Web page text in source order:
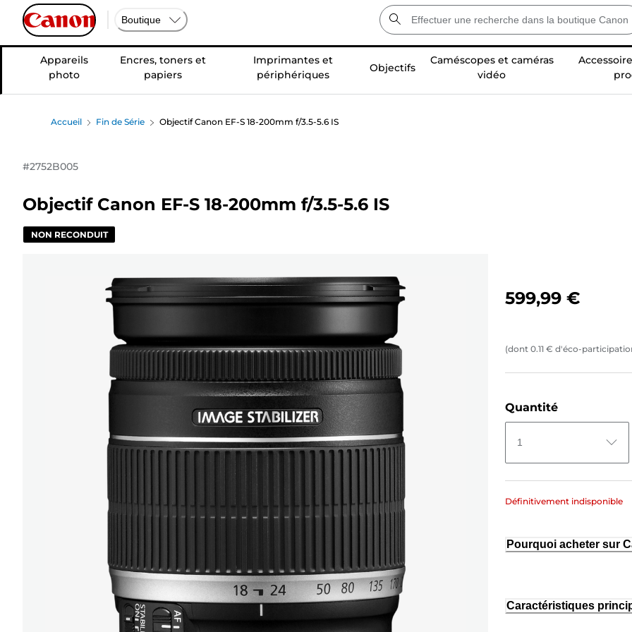
Boutique
Appareils
photo
Encres, toners et
papiers
Imprimantes et
périphériques
Objectifs
Caméscopes et caméras
vidéo
Accueil Fin de Série Objectif Canon EF-S 18-200mm f/3.5-5.6 IS
#2752B005
Objectif Canon EF-S 18-200mm f/3.5-5.6 IS
NON RECONDUIT
599,99 €
(dont 0.11 € d'éco-
Quantité
1
Définitivement indisponible
Pourquoi acheter sur
Caractéristiques